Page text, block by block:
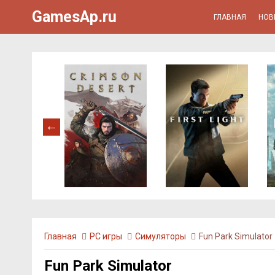
GamesAp.ru ГЛАВНАЯ
Главная PC игры Симуляторы Fun Park Simulator
Fun Park Simulator